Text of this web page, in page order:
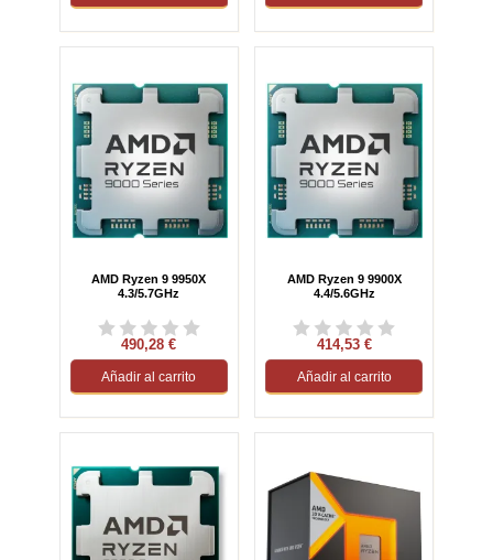
AMD Ryzen 9 9950X
4.3/5.7GHz
490,28 €
Añadir al carrito
AMD Ryzen 9 9900X
4.4/5.6GHz
414,53 €
Añadir al carrito